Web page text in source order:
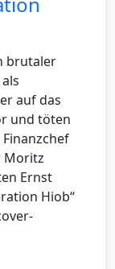
brutaler
auf das
und töten
Moritz
Ernst
Hiob“